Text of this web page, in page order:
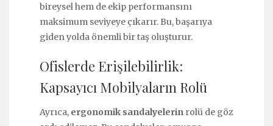
bireysel hem de ekip performansını
maksimum seviyeye çıkarır. Bu, başarıya
giden yolda önemli bir taş oluşturur.
Ofislerde Erişilebilirlik:
Kapsayıcı Mobilyaların Rolü
Ayrıca, ergonomik sandalyelerin rolü de göz